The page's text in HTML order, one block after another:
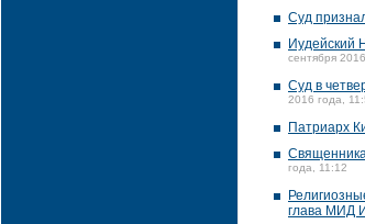
Суд
Иудейский
сентября
Суд в
2016 года,
Патриарх
Священника
года, 11:12
глава МИД